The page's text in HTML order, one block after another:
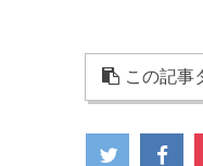
この記事